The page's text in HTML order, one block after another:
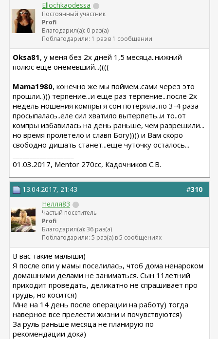
Ellochkaodessa
Постоянный участник
Profi
Благодарил(а): 0 раз(а)
Поблагодарили: 1 раз в 1 сообщении
Oksa81, у меня без 2х дней 1,5 месяца..нижний
полюс еще онемевший...((((
Mama1980, конечно же мы поймем..сами через это
прошли..))) терпение...и еще раз терпение...после 2х
недель ношения компры я сон потеряла..по 3-4 раза
просыпалась..еле сил хватило вытерпеть..и то..от
компры избавилась на день раньше, чем разрешили...
но время пролетело и славп Богу)))) и Вам скоро
свободно дишать станет...еще чуточку осталось...
01.03.2017, Mentor 270cc, Кадочников С.В.
#310
13.04.2017, 21:43
Нелля83
Частый посетитель
Profi
Благодарил(а): 36 раз(а)
Поблагодарили: 5 раз(а) в 5 сообщениях
В вас такие малыши)
Я после опи у мамы поселилась, чтоб дома ненароком
домашними делами не заниматься. Сын 11летний
приходит проведать, деликатно не спрашивает про
грудь, но косится)
Мне на 14 день после операции на работу) тогда
наверное все прелести жизни и почувствуются)
За руль раньше месяца не планирую по
рекомендации дока)